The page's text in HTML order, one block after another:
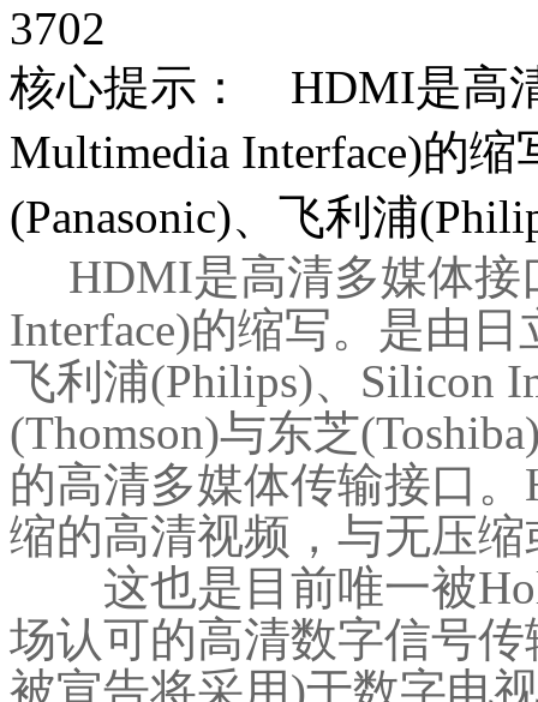
3702
核心提示： HDMI是高
Multimedia Interface)的
(Panasonic)、飞利浦
HDMI是高清多媒体接
Interface)的缩写。是由日
飞利浦(Philips)、Silicon
(Thomson)与东芝
的高清多媒体传输接口
缩的高清视频，与无压
这也是目前唯一被
场认可的高清数字信号
被宣告将采用)于数字电